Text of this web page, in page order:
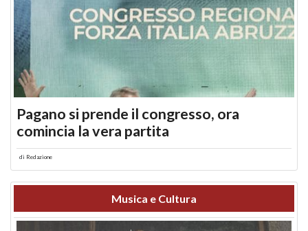
Pagano si prende il congresso, ora
comincia la vera partita
di Redazione
Musica e Cultura